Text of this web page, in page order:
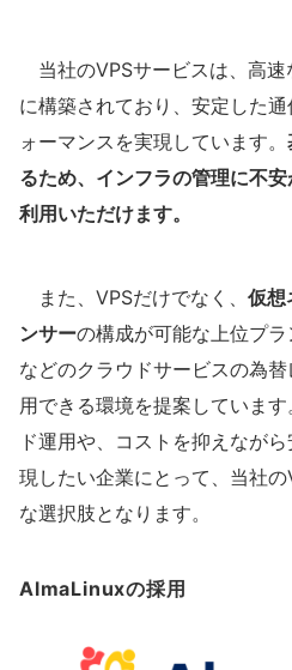
当社のVPSサービスは、高速
に構築されており、安定した
ォーマンスを実現しています。
るため、インフラの管理に不
利用いただけます。
また、VPSだけでなく、 仮想
ンサーの構成が可能な上位プ
などのクラウドサービスの為
用できる環境を提案していま
ド運用や、コストを抑えなが
現したい企業にとって、当社
な選択肢となります。
AlmaLinuxの採用